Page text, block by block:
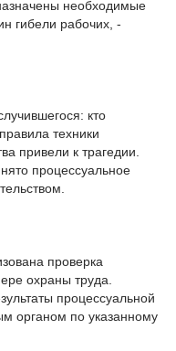
необходимые
гибели рабочих, -
кто
техники
привели к трагедии.
процессуальное
проверка
охраны труда.
процессуальной
органом по указанному